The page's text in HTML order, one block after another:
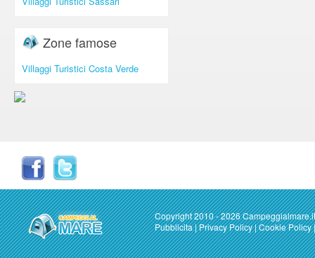
Zone famose
Villaggi Turistici Costa Verde
Copyright 2010 - 2026 Campeggialmare.it
Pubblicita|Privacy Policy|Cookie Policy